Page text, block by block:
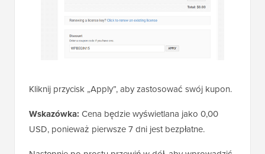
Kliknij przycisk „Apply”, aby zastosować swój kupon.
Wskazówka: Cena będzie wyświetlana jako 0,00
USD, ponieważ pierwsze 7 dni jest bezpłatne.